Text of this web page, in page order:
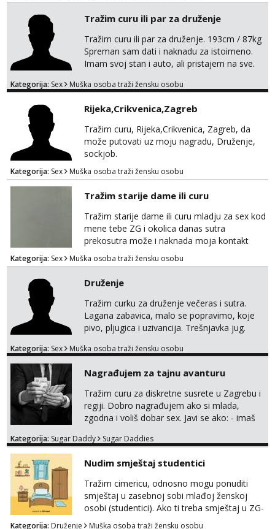
Tražim curu ili par za druženje
Tražim curu ili par za druženje. 193cm / 87kg
Spreman sam dati i naknadu za istoimeno.
Imam svoj stan i auto, ali pristajem na sve.
brojeve. Molim Vas bez ponuda istog spola.
Kategorija: Sex Muška osoba traži žensku osobu
Rijeka,Crikvenica,Zagreb
Tražim curu, Rijeka,Crikvenica, Zagreb, da
može putovati uz moju nagradu, Druženje,
sockjob.
Kategorija: Sex Muška osoba traži žensku osobu
Tražim starije dame ili curu
Tražim starije dame ili curu mladju za sex kod
mene tebe ZG i okolica danas sutra
prekosutra može i naknada moja kontakt
WhatsApp SMS poziv prednosti imaju starije
091 2504 794
Kategorija: Sex Muška osoba traži žensku osobu
Druženje
Tražim curku za druženje večeras i sutra.
Lagana zabavica, malo se popravimo, koje
pivo, pljugica i uzivancija. Trešnjavka jug.
thing of the past We're jammin' And I hope
Kategorija: Sex Muška osoba traži žensku osobu
Nagrađujem za tajnu avanturu
Tražim curu za diskretne susrete u Zagrebu i
regiji. Dobro nagrađujem ako si mlada,
zgodna i voliš dobar sex. Javi se ako: - imaš
kosu - se dobro ljubiš - si fleksibilna s
dostupna radnim danom (vikendi i noći su za
obitelj) - vodiš brigu o zdravlju i koristiš
zaštitu Ne javljajte se: - debele - frajeri i
paro...
Kategorija: Sugar Daddy Sugar Daddies
Nudim smještaj studentici
Tražim cimericu, odnosno mogu ponuditi
smještaj u zasebnoj sobi mlađoj ženskoj
osobi (studentici). Ako ti treba smještaj u ZG-
u, a ne želiš plaćati sobu i tako malo uštedjeti,
Kategorija: Druženje Muška osoba traži žensku osobu